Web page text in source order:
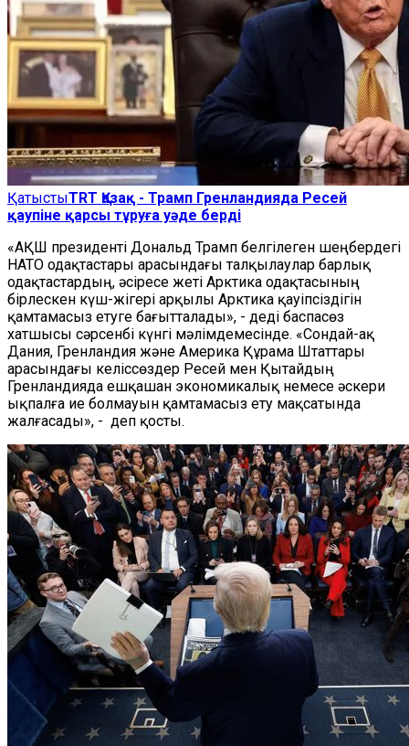
ҚатыстыTRT Қазақ - Трамп Гренландияда Ресей
қаупіне қарсы тұруға уәде берді
«АҚШ президенті Дональд Трамп белгілеген шеңбердегі
НАТО одақтастары арасындағы талқылаулар барлық
одақтастардың, әсіресе жеті Арктика одақтасының
бірлескен күш-жігері арқылы Арктика қауіпсіздігін
қамтамасыз етуге бағытталады», - деді баспасөз
хатшысы сәрсенбі күнгі мәлімдемесінде. «Сондай-ақ
Дания, Гренландия және Америка Құрама Штаттары
арасындағы келіссөздер Ресей мен Қытайдың
Гренландияда ешқашан экономикалық немесе әскери
ықпалға ие болмауын қамтамасыз ету мақсатында
жалғасады», - деп қосты.